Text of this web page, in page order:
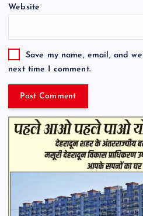
Website
Save my name, email, and
next time I comment.